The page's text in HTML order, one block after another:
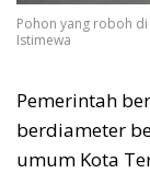
Pohon yang roboh
Istimewa
Pemerintah
berdiameter
umum Kota